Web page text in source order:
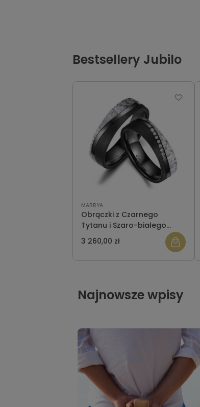
Bestsellery Jubilo
MARRYA
Obrączki z Czarnego
Tytanu i Szaro-białego
Carbonu BT-12
3 260,00 zł
Najnowsze wpisy